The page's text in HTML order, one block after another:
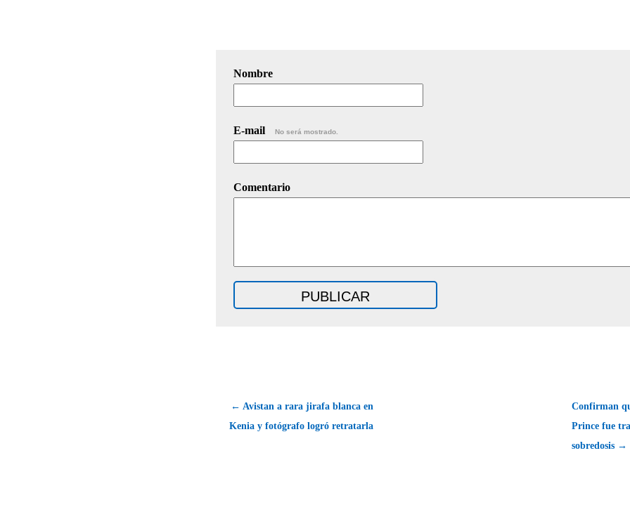
Nombre
E-mail No será mostrado.
Comentario
← Avistan a rara jirafa blanca en
Kenia y fotógrafo logró retratarla
Confirman
Prince fue
sobredosis →